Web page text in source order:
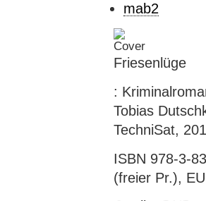
mab2
Friesenlüge
:
Tobias
TechniSat,
ISBN 978-3-
(freier Pr.),